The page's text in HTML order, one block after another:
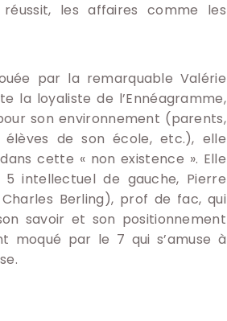
les affaires comme les
par la remarquable Valérie
la loyaliste de l’Ennéagramme,
son environnement (parents,
de son école, etc.), elle
cette « non existence ». Elle
intellectuel de gauche, Pierre
Berling), prof de fac, qui
savoir et son positionnement
moqué par le 7 qui s’amuse à